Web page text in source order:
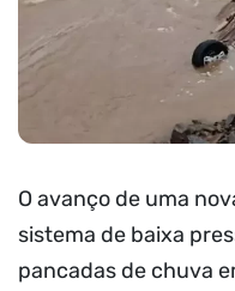
O avanço de uma
sistema de baixa
pancadas de chuva